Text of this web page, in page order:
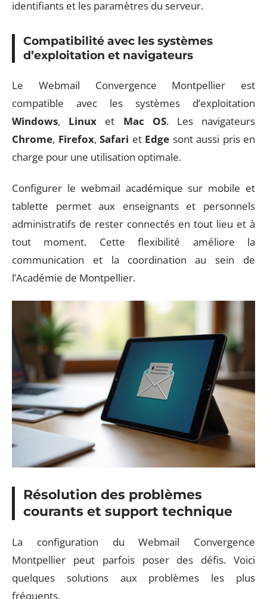
identifiants et les paramètres du serveur.
Compatibilité avec les systèmes
d’exploitation et navigateurs
Le Webmail Convergence Montpellier est
compatible avec les systèmes d’exploitation
Windows, Linux et Mac OS. Les navigateurs
Chrome, Firefox, Safari et Edge sont aussi pris en
charge pour une utilisation optimale.
Configurer le webmail académique sur mobile et
tablette permet aux enseignants et personnels
administratifs de rester connectés en tout lieu et à
tout moment. Cette flexibilité améliore la
communication et la coordination au sein de
l’Académie de Montpellier.
Résolution des problèmes
courants et support technique
La configuration du Webmail Convergence
Montpellier peut parfois poser des défis. Voici
quelques solutions aux problèmes les plus
fréquents.